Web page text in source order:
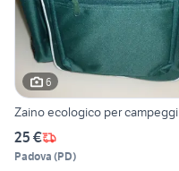
6
Zaino ecologico per campeggi
25 €
Padova (PD)